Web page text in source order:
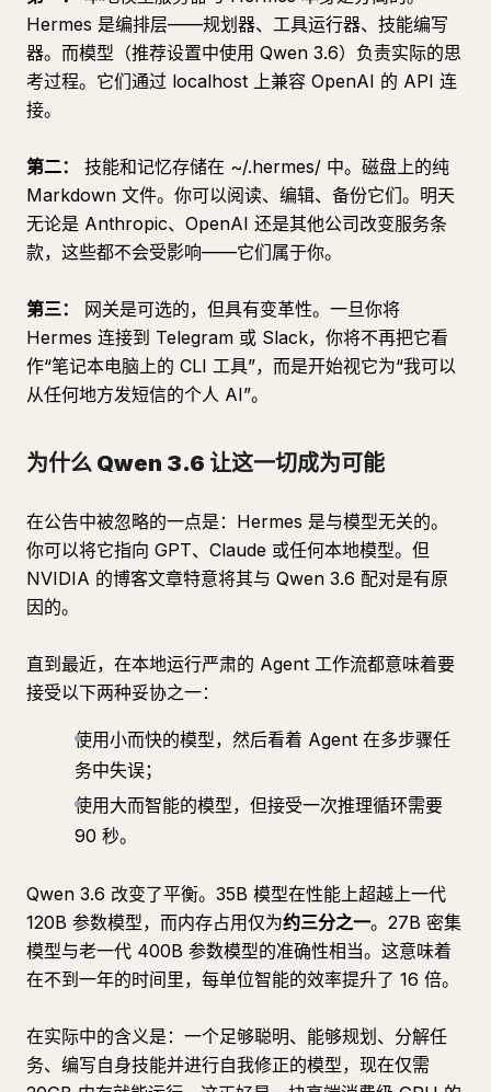
Hermes 是编排层——规划器、工具运行器、技能编写
器。而模型（推荐设置中使用 Qwen 3.6）负责实际的思
考过程。它们通过 localhost 上兼容 OpenAI 的 API 连
接。
第二：
技能和记忆存储在 ~/.hermes/ 中。磁盘上的纯
Markdown 文件。你可以阅读、编辑、备份它们。明天
无论是 Anthropic、OpenAI 还是其他公司改变服务条
款，这些都不会受影响——它们属于你。
第三：
网关是可选的，但具有变革性。一旦你将
Hermes 连接到 Telegram 或 Slack，你将不再把它看
作“笔记本电脑上的 CLI 工具”，而是开始视它为“我可以
从任何地方发短信的个人 AI”。
为什么 Qwen 3.6 让这一切成为可能
在公告中被忽略的一点是：Hermes 是与模型无关的。
你可以将它指向 GPT、Claude 或任何本地模型。但
NVIDIA 的博客文章特意将其与 Qwen 3.6 配对是有原
因的。
直到最近，在本地运行严肃的 Agent 工作流都意味着要
接受以下两种妥协之一：
使用小而快的模型，然后看着 Agent 在多步骤任
务中失误；
使用大而智能的模型，但接受一次推理循环需要
90 秒。
Qwen 3.6 改变了平衡。35B 模型在性能上超越上一代
120B 参数模型，而内存占用仅为约三分之一。27B 密集
模型与老一代 400B 参数模型的准确性相当。这意味着
在不到一年的时间里，每单位智能的效率提升了 16 倍。
在实际中的含义是：一个足够聪明、能够规划、分解任
务、编写自身技能并进行自我修正的模型，现在仅需